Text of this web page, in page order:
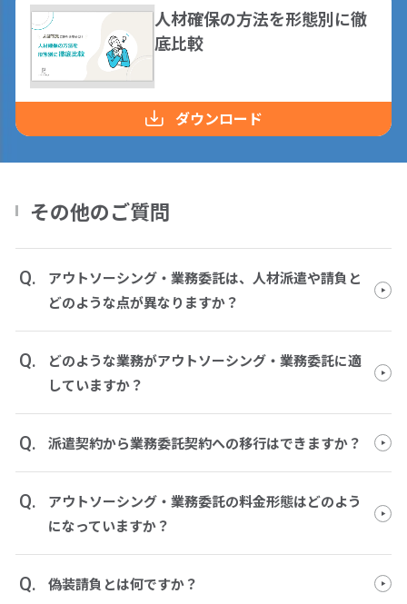
閉じる
人材確保の方法を形態別に徹
底比較
ダウンロード
その他のご質問
Q.
アウトソーシング・業務委託は、人材派遣や請負と
どのような点が異なりますか？
Q.
どのような業務がアウトソーシング・業務委託に適
していますか？
Q. 派遣契約から業務委託契約への移行はできますか？
Q.
アウトソーシング・業務委託の料金形態はどのよう
になっていますか？
Q. 偽装請負とは何ですか？